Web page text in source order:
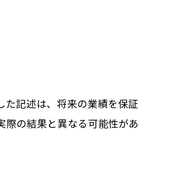
た記述は、将来の業績を保証
際の結果と異なる可能性があ